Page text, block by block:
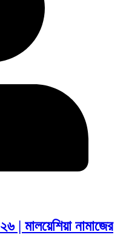
| মালয়েশিয়া নামাজের